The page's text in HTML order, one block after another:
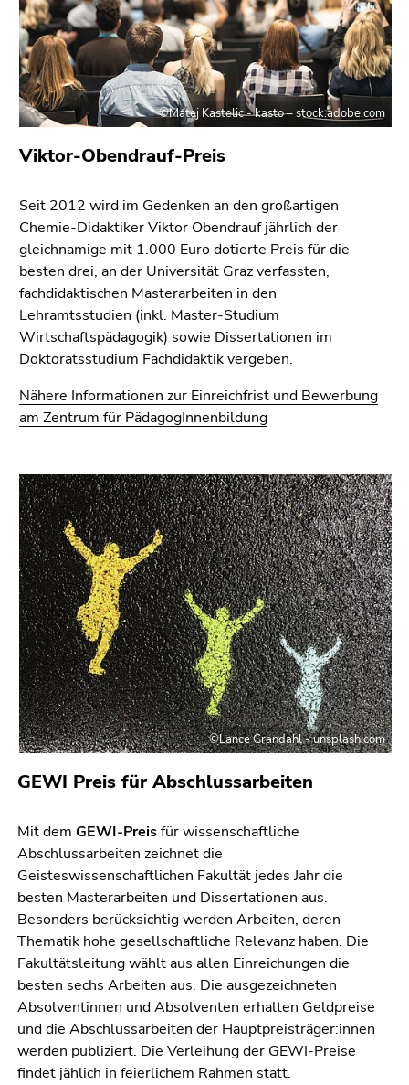
Viktor-Obendrauf-Preis
Seit 2012 wird im Gedenken an den großartigen
Chemie-Didaktiker Viktor Obendrauf jährlich der
gleichnamige mit 1.000 Euro dotierte Preis für die
besten drei, an der Universität Graz verfassten,
fachdidaktischen Masterarbeiten in den
Lehramtsstudien (inkl. Master-Studium
Wirtschaftspädagogik) sowie Dissertationen im
Doktoratsstudium Fachdidaktik vergeben.
Nähere Informationen zur Einreichfrist und Bewerbung
am Zentrum für PädagogInnenbildung
©Matej Kastelic - kasto – stock.adobe.com
©Lance Grandahl - unsplash.com
GEWI Preis für Abschlussarbeiten
Mit dem GEWI-Preisfür wissenschaftliche
Abschlussarbeiten zeichnet die
Geisteswissenschaftlichen Fakultät jedes Jahr die
besten Masterarbeiten und Dissertationen aus.
Besonders berücksichtig werden Arbeiten, deren
Thematik hohe gesellschaftliche Relevanz haben. Die
Fakultätsleitung wählt aus allen Einreichungen die
besten sechs Arbeiten aus. Die ausgezeichneten
Absolventinnen und Absolventen erhalten Geldpreise
und die Abschlussarbeiten der Hauptpreisträger:innen
werden publiziert. Die Verleihung der GEWI-Preise
findet jählich in feierlichem Rahmen statt.